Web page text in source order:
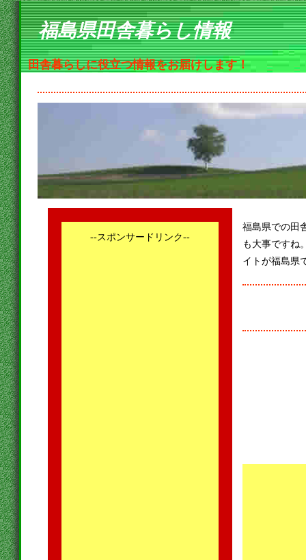
福島県田舎暮らし情報
田舎暮らしに役立つ情報をお届けします！
--スポンサードリンク--
福島県での田
も大事ですね
イトが福島県